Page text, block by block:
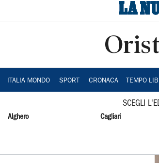
ITALIA MONDO SPORT CRONACA TEMPO
SCEGLI
Alghero Cagliari